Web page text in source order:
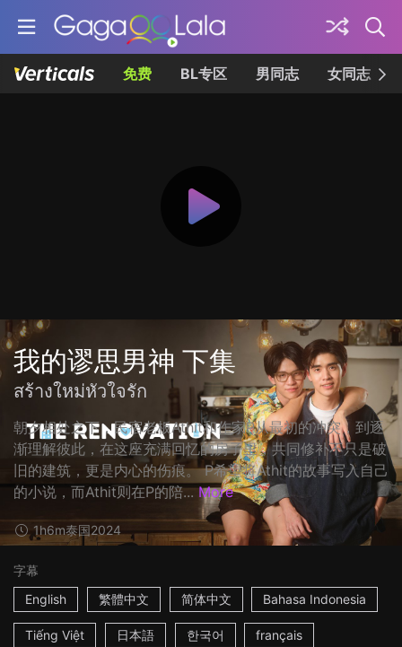
免费 BL专区 男同志 女同志
我的谬思男神 下集
สร้างใหม่หัวใจรัก
朝夕相处之下，民宿老板Athit和作家P从最初的冲突，到逐
渐理解彼此，在这座充满回忆的房子里，共同修补不只是破
旧的建筑，更是内心的伤痕。 P希望将Athit的故事写入自己
的小说，而Athit则在P的陪... More
1h6m泰国2024
字幕
English
繁體中文 简体中文 Bahasa Indonesia
Tiếng Việt 日本語 한국어 français